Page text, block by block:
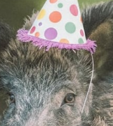
ved 15–25 °C,
efter endt brug.